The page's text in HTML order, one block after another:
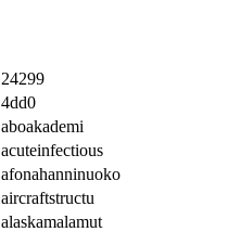
24299
4dd0
aboakademi
acuteinfectious
afonahanninuoko
aircraftstructu
alaskamalamut